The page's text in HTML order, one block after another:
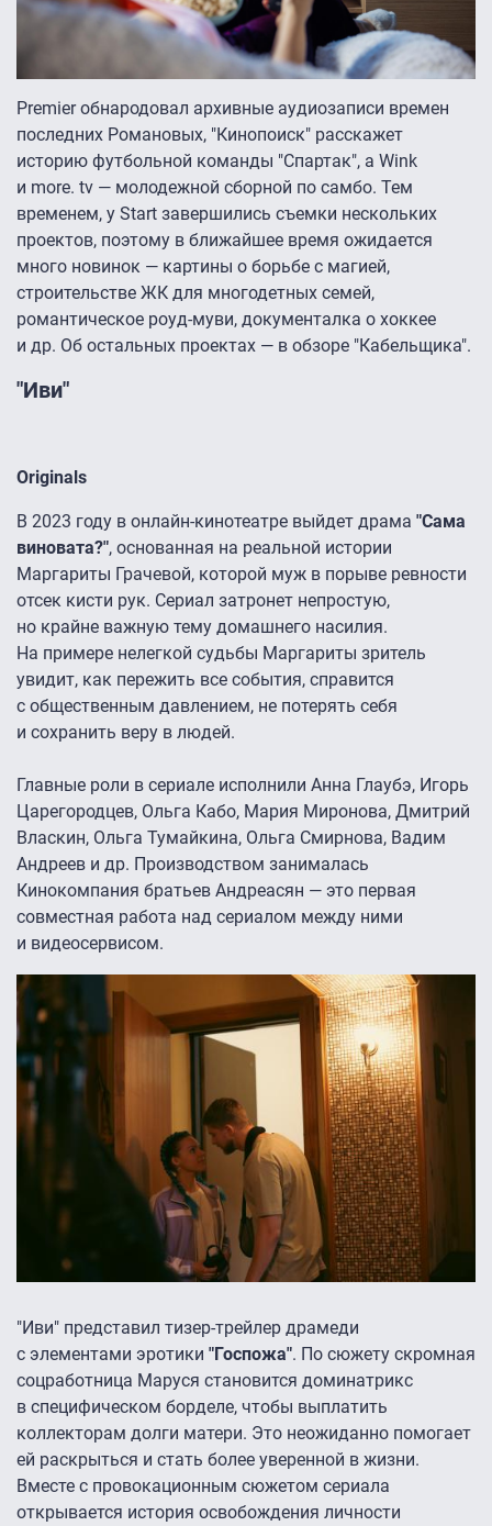
Premier обнародовал архивные аудиозаписи времен
последних Романовых, "Кинопоиск" расскажет
историю футбольной команды "Спартак", а Wink
и more. tv — молодежной сборной по самбо. Тем
временем, у Start завершились съемки нескольких
проектов, поэтому в ближайшее время ожидается
много новинок — картины о борьбе с магией,
строительстве ЖК для многодетных семей,
романтическое роуд-муви, документалка о хоккее
и др. Об остальных проектах — в обзоре "Кабельщика".
"Иви"
Originals
В 2023 году в онлайн-кинотеатре выйдет драма "Сама
виновата?", основанная на реальной истории
Маргариты Грачевой, которой муж в порыве ревности
отсек кисти рук. Сериал затронет непростую,
но крайне важную тему домашнего насилия.
На примере нелегкой судьбы Маргариты зритель
увидит, как пережить все события, справится
с общественным давлением, не потерять себя
и сохранить веру в людей.
Главные роли в сериале исполнили Анна Глаубэ, Игорь
Царегородцев, Ольга Кабо, Мария Миронова, Дмитрий
Власкин, Ольга Тумайкина, Ольга Смирнова, Вадим
Андреев и др. Производством занималась
Кинокомпания братьев Андреасян — это первая
совместная работа над сериалом между ними
и видеосервисом.
"Иви" представил тизер-трейлер драмеди
с элементами эротики "Госпожа". По сюжету скромная
соцработница Маруся становится доминатрикс
в специфическом борделе, чтобы выплатить
коллекторам долги матери. Это неожиданно помогает
ей раскрыться и стать более уверенной в жизни.
Вместе с провокационным сюжетом сериала
открывается история освобождения личности